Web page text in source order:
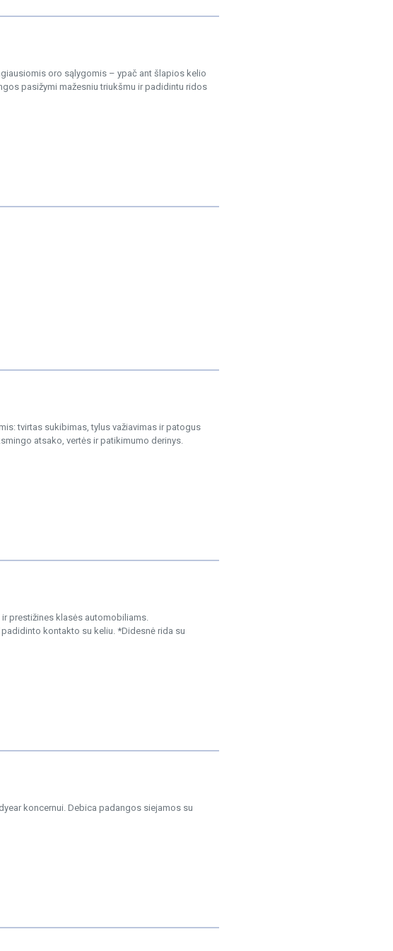
oro sąlygomis – ypač ant šlapios kelio
pasižymi mažesniu triukšmu ir padidintu ridos
tvirtas sukibimas, tylus važiavimas ir patogus
atsako, vertės ir patikimumo derinys.
ir prestižines klasės automobiliams.
kontakto su keliu. *Didesnė rida su
koncernui. Debica padangos siejamos su